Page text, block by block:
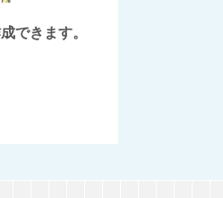
できます。